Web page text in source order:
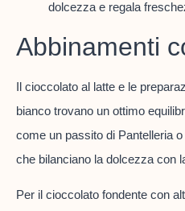
dolcezza e regala
Abbinamenti
Il cioccolato al latte e le
bianco trovano un ottimo
come un passito di Pantelleria
che bilanciano la dolcezza con
Per il cioccolato fondente con